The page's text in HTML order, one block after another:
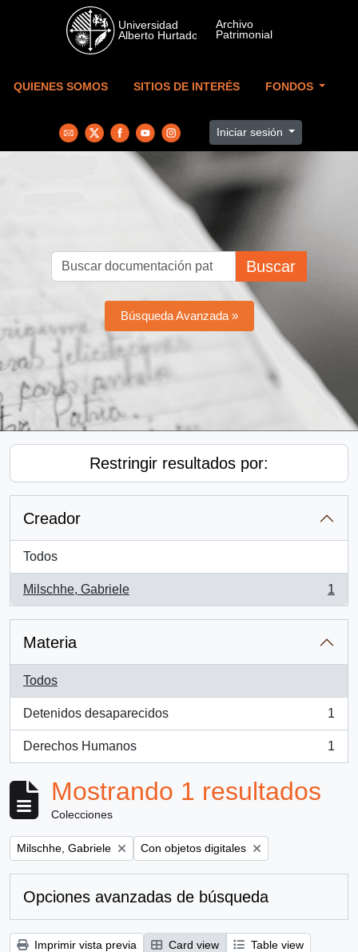
Skip to main content
QUIENES SOMOS SITIOS DE INTERÉS FONDOS
Iniciar sesión
Buscar
Búsqueda Avanzada »
Restringir resultados por:
Creador
Todos
Milschhe, Gabriele
, 1 resultados
1
Materia
Todos
Detenidos desaparecidos
, 1 resultados
1
Derechos Humanos
, 1 resultados
1
Mostrando 1 resultados
Colecciones
Remove filter:
Milschhe, Gabriele Remove filter:
Con objetos digitales
Opciones avanzadas de búsqueda
Imprimir vista previa Card view
Table view